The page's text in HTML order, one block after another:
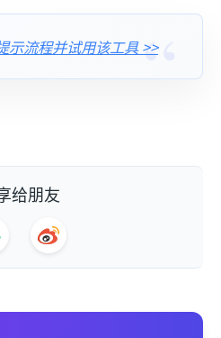
示流程并试用该工具 >>
给朋友